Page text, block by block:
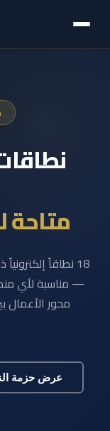
متاحة
18 نطاقاً
— مناسبة لأي
محور الأعمال
عرض حزمة